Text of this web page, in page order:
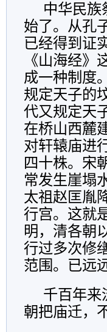
中华民族
始了。从孔
已经得到证
《山海经》
成一种制度
规定天子的
代又规定天
在桥山西麓
对轩辕庙进
四十株。宋
常发生崖塌
太祖赵匡胤
行宫。这就
明，清各朝
行过多次修
范围。已远
千百年来
朝把庙迁，